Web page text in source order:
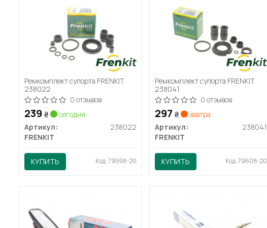
Ремкомплект супорта FRENKIT
238022
0 отзывов
239 ₴
сегодня
Артикул:
238022
FRENKIT
КУПИТЬ Код: 79598-20
Ремкомплект супорта FRENKIT
238041
0 отзывов
297 ₴
завтра
Артикул:
238041
FRENKIT
КУПИТЬ Код: 79608-20